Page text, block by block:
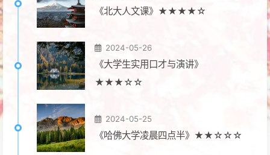
《北大人文课》★★★★☆
2024-05-26
《大学生实用口才与演讲》
★★★☆☆
2024-05-25
《哈佛大学凌晨四点半》★★☆☆☆